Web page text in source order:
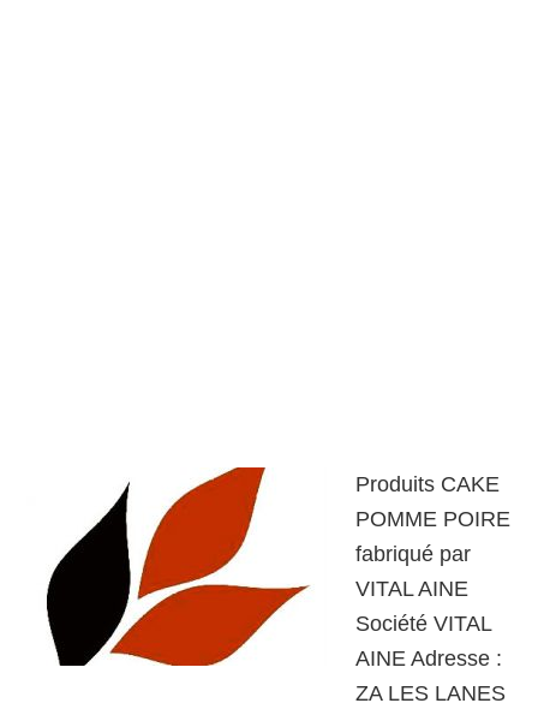
Produits CAKE
POMME POIRE
fabriqué par
VITAL AINE
Société VITAL
AINE Adresse :
ZA LES LANES